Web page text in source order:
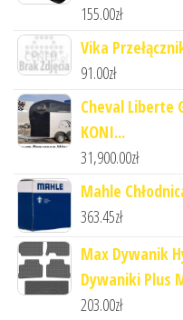
155.00zł
Vika
91.00zł
Cheval Liberte
KONI...
31,900.00zł
Mahle
363.45zł
Max Dywanik
Dywaniki Plus
203.00zł